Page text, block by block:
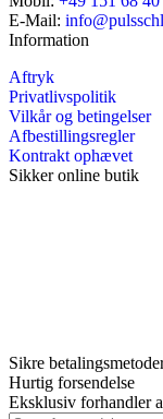
E-Mail:
Information
Aftryk
Privatlivspolitik
Vilkår og betingelser
Afbestillingsregler
Kontrakt ophævet
Sikker online butik
Sikre
Hurtig forsendelse
Eksklusiv forhandler